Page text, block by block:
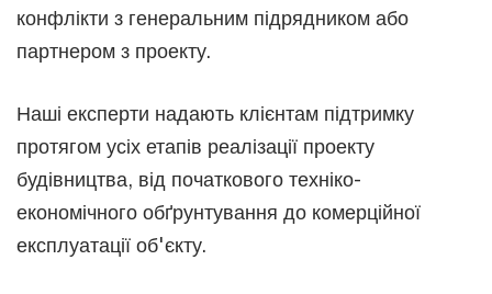
конфлікти з генеральним підрядником або
партнером з проекту.
Наші експерти надають клієнтам підтримку
протягом усіх етапів реалізації проекту
будівництва, від початкового техніко-
економічного обґрунтування до комерційної
експлуатації об'єкту.